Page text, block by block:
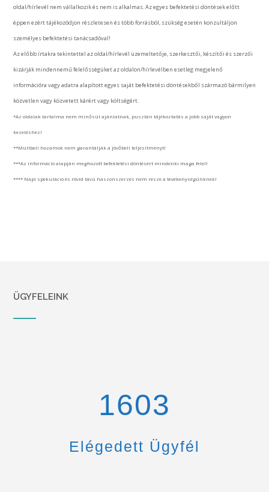
oldal/hírlevél nem vállalkozik és nem is alkalmas. Az egyes befektetési döntések előtt
éppen ezért tájékozódjon részletesen és több forrásból, szükség esetén konzultáljon
személyes befektetési tanácsadóval!
Az előbb írtakra tekintettel az oldal/hírlevél üzemeltetője, szerkesztői, készítői és szerzői
kizárják mindennemű felelősségüket az oldalon/hírlevélben esetleg megjelenő
információra vagy adatra alapított egyes saját befektetési döntésekből származó bármilyen
közvetlen vagy közvetett kárért vagy költségért.
*Az oldalak tartalma nem minősül ajánlatnak, pusztán tájékoztatás a jobb saját vagyon
kezeléshez!
**Múltbeli hozamok nem garantálják a jövőbeli teljesítményt!
***Az információ alapján meghozott befektetési döntésért mindenki maga felel!
**** Napi spekuláció és rövid távú haszonszerzés nem része a tevékenységünknek!
ÜGYFELEINK
1670
Elégedett Ügyfél